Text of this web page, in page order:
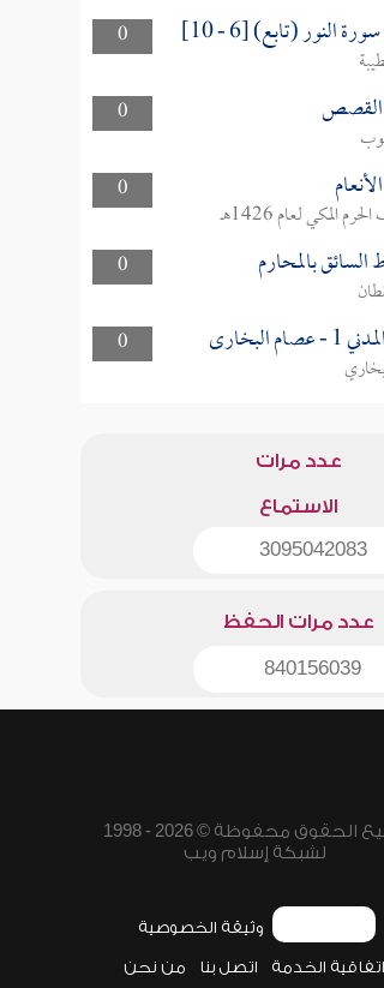
0
النور (تابع) [6 - 10]
0
0
المكي لعام 1426هـ
0
السائق بالمحارم
0
البخارى
عدد مرات
الاستماع
3095042083
عدد مرات الحفظ
840156039
جميع الحقوق محفوظة © 2026 - 1998
لشبكة إسلام ويب
وثيقة الخصوصية
اتفاقية الخدمة اتصل بنا من نحن